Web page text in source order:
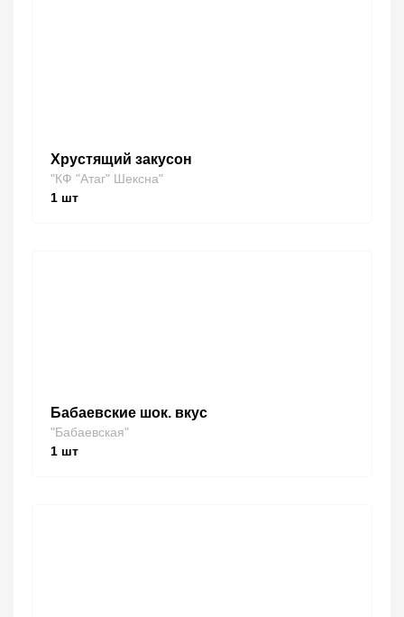
Хрустящий закусон
"КФ "Атаг" Шексна"
1 шт
Бабаевские шок. вкус
"Бабаевская"
1 шт